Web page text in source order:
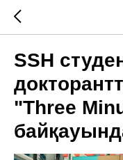
SSH
"Three